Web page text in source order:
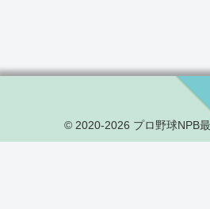
© 2020-2026 プロ野球NPB